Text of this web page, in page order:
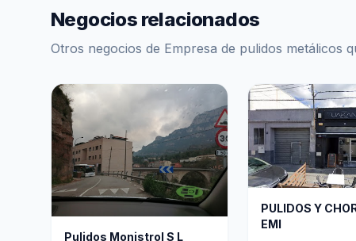
Negocios relacionados
Otros negocios de Empresa de pulidos metálicos
Pulidos Monistrol S L
PULIDOS Y
EMI